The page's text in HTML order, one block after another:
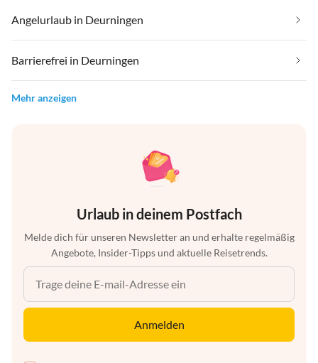
Angelurlaub in Deurningen
Barrierefrei in Deurningen
Mehr anzeigen
Urlaub in deinem Postfach
Melde dich für unseren Newsletter an und erhalte regelmäßig
Angebote, Insider-Tipps und aktuelle Reisetrends.
Anmelden